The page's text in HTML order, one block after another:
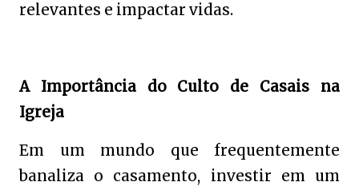
relevantes e impactar vidas.
A Importância do Culto de Casais na
Igreja
Em um mundo que frequentemente
banaliza o casamento, investir em um